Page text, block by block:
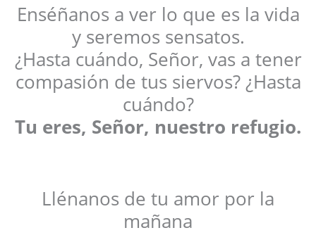
Enséñanos a ver lo que es la vida
y seremos sensatos.
¿Hasta cuándo, Señor, vas a tener
compasión de tus siervos? ¿Hasta
cuándo?
Tu eres, Señor, nuestro refugio.
Llénanos de tu amor por la
mañana